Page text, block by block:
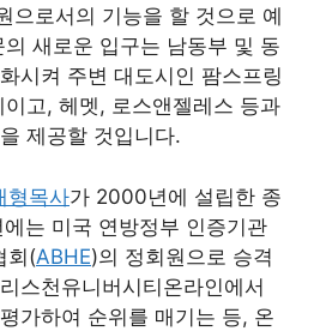
으로서의 기능을 할 것으로 예
새로운 입구는 남동부 및 동
시켜 주변 대도시인 팜스프링
고, 헤멧, 로스앤젤레스 등과
제공할 것입니다.
형목사가 2000년에 설립한 종
는 미국 연방정부 인증기관
회(ABHE)의 정회원으로 승격
스천유니버시티온라인에서
가하여 순위를 매기는 등, 온